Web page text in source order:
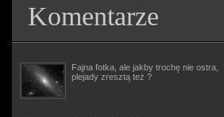
Komentarze
Fajna fotka, ale jakby trochę nie ostra,
plejady zresztą też ?